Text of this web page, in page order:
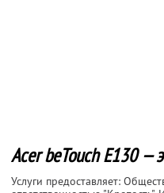
Acer beTouch E130 —
Услуги предоставляет: